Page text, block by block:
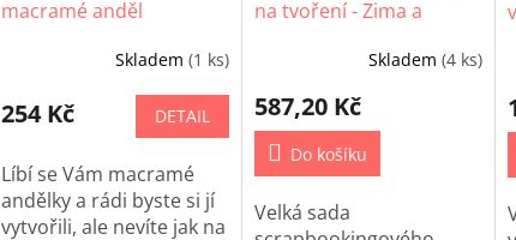
macramé anděl
Skladem (1 ks)
254 Kč DETAIL
Líbí se Vám macramé
andělky a rádi byste si jí
vytvořili, ale nevíte jak na
na tvoření - Zima a
Skladem (4 ks)
587,20 Kč
Do košíku
Velká sada